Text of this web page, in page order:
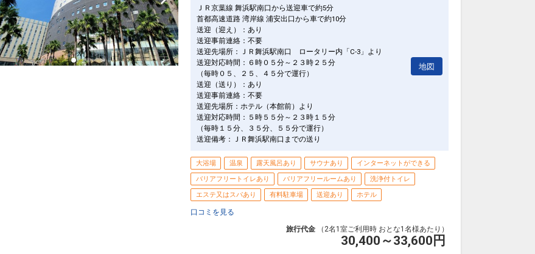
ＪＲ京葉線 舞浜駅南口から送迎車で約5分
首都高速道路 湾岸線 浦安出口から車で約10分
送迎（迎え）：あり
送迎事前連絡：不要
送迎先場所：ＪＲ舞浜駅南口 ロータリー内「C-3」より
送迎対応時間：６時０５分～２３時２５分
（毎時０５、２５、４５分で運行）
送迎（送り）：あり
送迎事前連絡：不要
送迎先場所：ホテル（本館前）より
送迎対応時間：５時５５分～２３時１５分
（毎時１５分、３５分、５５分で運行）
送迎備考：ＪＲ舞浜駅南口までの送り
地図
大浴場 温泉 露天風呂あり サウナあり
インターネットができる
バリアフリートイレあり
バリアフリールームあり
洗浄付トイレ
エステ又はスパあり
有料駐車場 送迎あり ホテル
口コミを見る
旅行代金 （2名1室ご利用時 おとな1名様あたり）
30,400～33,600 円